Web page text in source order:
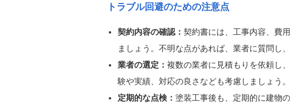
トラブル回避のための注意点
契約内容の確認：契約書には、工事内容、費
ましょう。不明な点があれば、業者に質問し
業者の選定：複数の業者に見積もりを依頼し
験や実績、対応の良さなども考慮しましょう。
定期的な点検：塗装工事後も、定期的に建物